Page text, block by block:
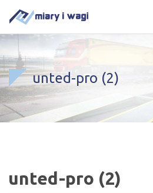
unted-pro (2)
unted-pro (2)